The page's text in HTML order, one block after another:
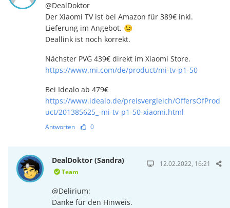
@DealDoktor
Der Xiaomi TV ist bei Amazon für 389€ inkl.
Lieferung im Angebot. 😉
Deallink ist noch korrekt.
Nächster PVG 439€ direkt im Xiaomi Store.
https://www.mi.com/de/product/mi-tv-p1-50
Bei Idealo ab 479€
https://www.idealo.de/preisvergleich/OffersOfProd
uct/201385625_-mi-tv-p1-50-xiaomi.html
Antworten 0
DealDoktor (Sandra)
Team
12.02.2022, 16:21
@Delirium:
Danke für den Hinweis.